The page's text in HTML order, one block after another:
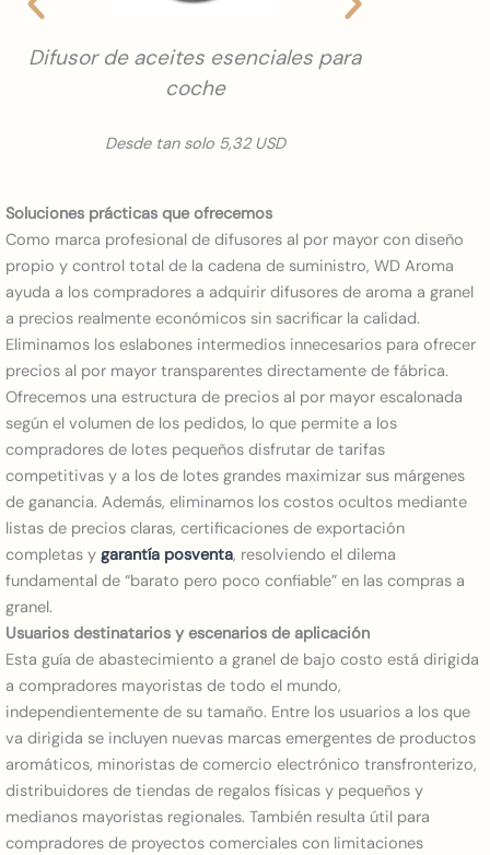
Difusor de aceites esenciales para
coche
Desde tan solo 5,32 USD
Soluciones prácticas que ofrecemos
Como marca profesional de difusores al por mayor con diseño
propio y control total de la cadena de suministro, WD Aroma
ayuda a los compradores a adquirir difusores de aroma a granel
a precios realmente económicos sin sacrificar la calidad.
Eliminamos los eslabones intermedios innecesarios para ofrecer
precios al por mayor transparentes directamente de fábrica.
Ofrecemos una estructura de precios al por mayor escalonada
según el volumen de los pedidos, lo que permite a los
compradores de lotes pequeños disfrutar de tarifas
competitivas y a los de lotes grandes maximizar sus márgenes
de ganancia. Además, eliminamos los costos ocultos mediante
listas de precios claras, certificaciones de exportación
completas y garantía posventa, resolviendo el dilema
fundamental de “barato pero poco confiable” en las compras a
granel.
Usuarios destinatarios y escenarios de aplicación
Esta guía de abastecimiento a granel de bajo costo está dirigida
a compradores mayoristas de todo el mundo,
independientemente de su tamaño. Entre los usuarios a los que
va dirigida se incluyen nuevas marcas emergentes de productos
aromáticos, minoristas de comercio electrónico transfronterizo,
distribuidores de tiendas de regalos físicas y pequeños y
medianos mayoristas regionales. También resulta útil para
compradores de proyectos comerciales con limitaciones